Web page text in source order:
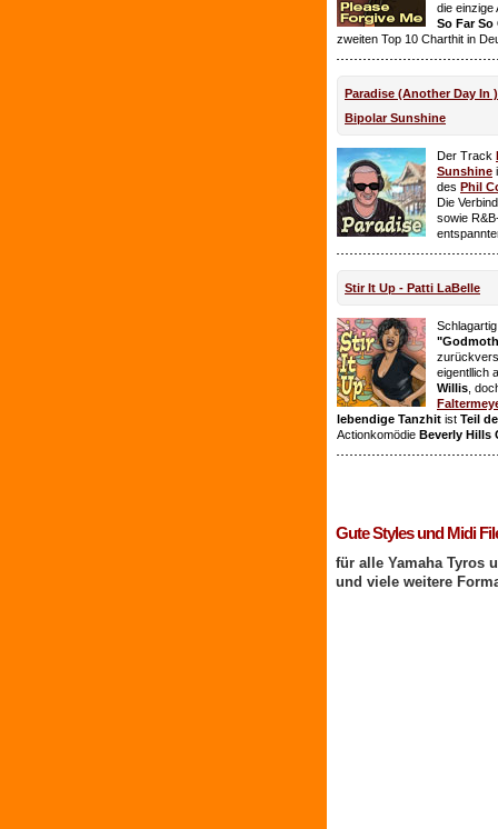
die einzige
So Far So
zweiten Top 10 Charthit in
Paradise (Another Day In
Bipolar Sunshine
Der Track
Sunshine
des Phil
Die
sowie
Stir It Up - Patti LaBelle
eigentllich
Willis ,
lebendige Tanzhit ist Teil
Actionkomödie Beverly Hills
Gute Styles und Midi
für alle Yamaha Tyros
und viele weitere